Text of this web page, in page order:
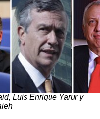
Luis Enrique Yarur y